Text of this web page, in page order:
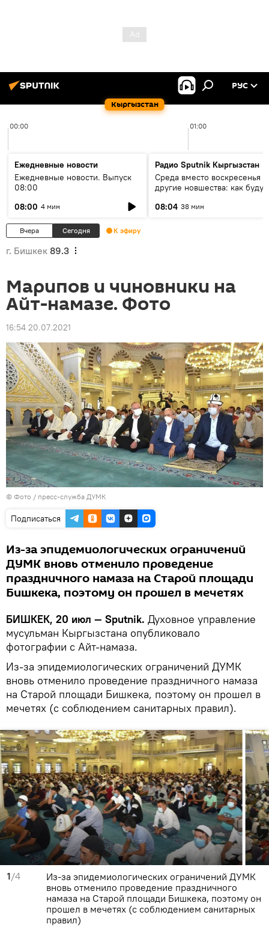
Кыргызстан
РУС
00:00 01:00
Ежедневные новости
Ежедневные новости. Выпуск
08:00
08:00 4 мин
Радио Sputnik Кыргызстан
Среда вместо воскресенья и
другие новшества: как будут
08:04 38 мин
Вчера Сегодня К эфиру
г. Бишкек 89.3
Марипов и чиновники на
Айт-намазе. Фото
16:54 20.07.2021
© Фото / пресс-служба ДУМК
Подписаться
Из-за эпидемиологических ограничений
ДУМК вновь отменило проведение
праздничного намаза на Старой площади
Бишкека, поэтому он прошел в мечетях
БИШКЕК, 20 июл — Sputnik. Духовное управление
мусульман Кыргызстана опубликовало
фотографии с Айт-намаза.
Из-за эпидемиологических ограничений ДУМК
вновь отменило проведение праздничного намаза
на Старой площади Бишкека, поэтому он прошел в
мечетях (с соблюдением санитарных правил).
1/4
Из-за эпидемиологических ограничений ДУМК
вновь отменило проведение праздничного
намаза на Старой площади Бишкека, поэтому он
прошел в мечетях (с соблюдением санитарных
правил)